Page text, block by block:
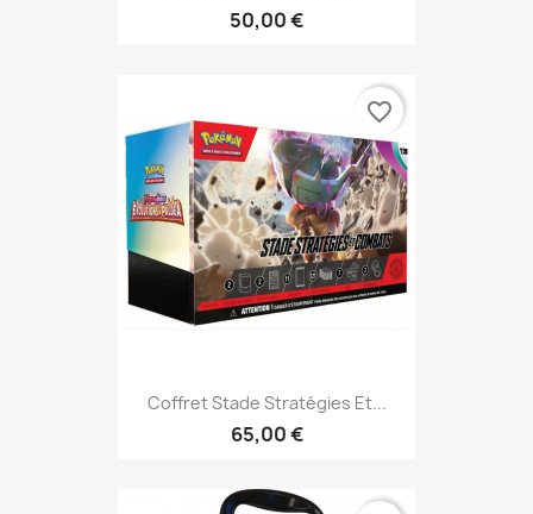
50,00 €
Coffret Stade Stratégies Et...
65,00 €
favorite_border